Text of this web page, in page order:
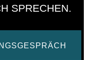
SPRECHEN.